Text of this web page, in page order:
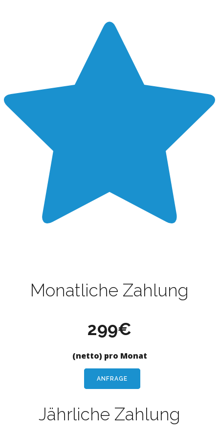
Monatliche Zahlung
299€
(netto) pro Monat
ANFRAGE
Jährliche Zahlung